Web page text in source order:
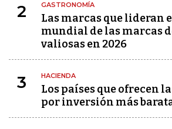
2 GASTRONOMÍA
Las marcas que lideran
mundial de las marcas
valiosas en 2026
3 HACIENDA
Los países que ofrecen
por inversión más